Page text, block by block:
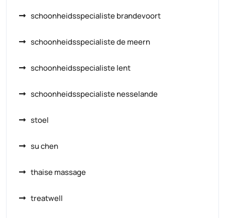
schoonheidsspecialiste brandevoort
schoonheidsspecialiste de meern
schoonheidsspecialiste lent
schoonheidsspecialiste nesselande
stoel
su chen
thaise massage
treatwell